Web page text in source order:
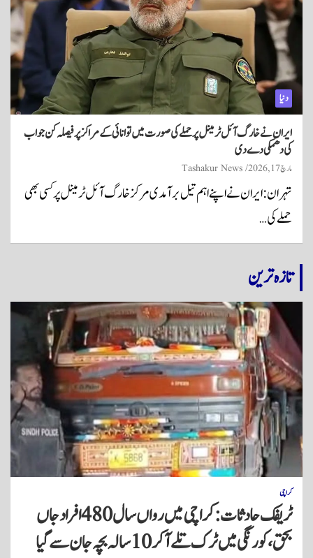
دنیا
ایران نے خارگ آئل ٹرمینل پر حملے کی صورت میں توانائی کے مراکز پر فیصلہ کن جواب
کی دھمکی دے دی
مارچ 17, 2026 Tashakur News
تہران: ایران نے اپنے اہم تیل برآمدی مرکز خارگ آئل ٹرمینل پر کسی بھی
حملے کی…
تازہ ترین
کراچی
ٹریفک حادثات: کراچی میں رواں سال 480 افراد جاں
بحق، کورنگی میں ٹرک تلے آکر 10 سالہ بچہ جان سے گیا